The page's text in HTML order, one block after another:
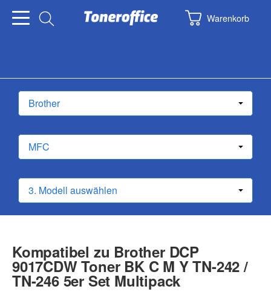
Warenkorb
Kompatibel zu Brother DCP
9017CDW Toner BK C M Y TN-242 /
TN-246 5er Set Multipack